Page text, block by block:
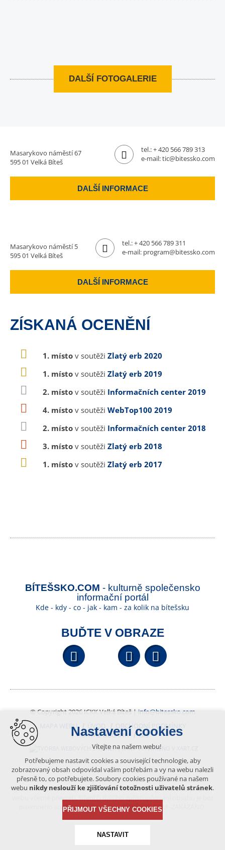
DALŠÍ FOTOGALERIE
Masarykovo náměstí 67
595 01 Velká Bíteš
tel.:+ 420 566 789 313
e-mail:tic@bitessko.com
DALŠÍ INFORMACE
Masarykovo náměstí 5
595 01 Velká Bíteš
tel.:+ 420 566 789 311
e-mail: program@bitessko.com
DALŠÍ INFORMACE
ZÍSKANÁ OCENĚNÍ
1. místo v soutěži Zlatý erb 2020
1. místo v soutěži Zlatý erb 2019
2. místo v soutěži Informačních center 2019
4. místo v soutěži WebTop100 2019
2. místo v soutěži Informačních center 2018
3. místo v soutěži Zlatý erb 2018
1. místo v soutěži Zlatý erb 2017
BÍTEŠSKO.COM - kulturně společensko
informační portál
Kde - kdy - co - jak - kam - za kolik na bítešsku
BUĎTE V OBRAZE
Facebook YouTube
© Copyright 2026 ICKK Velká Bíteš | info@bitessko.com
MAPA WEBU
ÚVOD
OBCHODNÍ PODMÍNKY
PORTÁL OBČANA
GIS
VYTVOŘENO V XART.CZ
Obsah tohoto portálu je chráněn autorským právem, které
vykonává vydavatel. Jakékoliv užití článků a fotografií z této podoby
písemného souhlasu vydavatele – BÍTEŠSKO.COM -ZAKÁZÁNO.
Nastavení cookies
Vítejte na našem webu!
Potřebujeme nastavit cookies a související technologie, aby
zobrazovaný obsah odpovídal vašim potřebám a vy na webu nalezli
přesně to, co potřebujete. Soubory cookies používané na našem
webu nikdy neslouží ke zjišťování totožnosti uživatelů stránek.
PŘIJMOUT VŠECHNY COOKIES
NASTAVIT